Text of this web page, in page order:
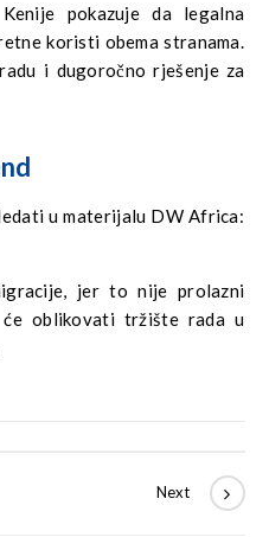
pokazuje da legalna
koristi obema stranama.
i dugoročno rješenje za
u materijalu DW Africa:
jer to nije prolazni
oblikovati tržište rada u